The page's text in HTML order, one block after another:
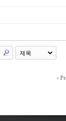
‹